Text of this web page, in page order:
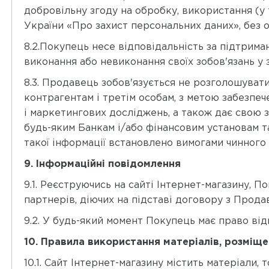
добровільну згоду на обробку, використання
України «Про захист персональних даних», без
8.2.Покупець несе відповідальність за
виконання або невиконання своїх зобов'язань у
8.3. Продавець зобов'язується не
контрагентам і третім особам, з метою
і маркетингових досліджень, а також дає свою
будь-яким Банкам і/або фінансовим установам
такої інформації встановлено вимогами
9. Інформаційні повідомлення
9.1. Реєструючись на сайті Інтернет-магазину,
партнерів, діючих на підставі договору з
9.2. У будь-який момент Покупець має право
10. Правила використання матеріалів,
10.1. Сайт Інтернет-магазину містить